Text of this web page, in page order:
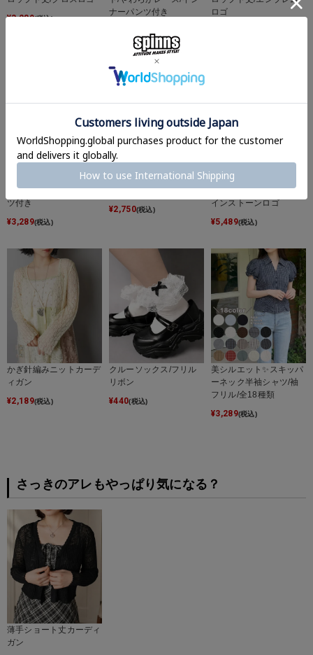
¥3,289(税込)
ナーパンツ付き
ロゴ
腰巻きチェックシャツ風
スカート/インナーパン
ツ付き
¥3,289(税込)
オフショル半袖カットソ
ー/サイドギャザー
¥2,750(税込)
短丈フェード加工半袖ダ
ブルジップパーカー/ラ
インストーンロゴ
¥5,489(税込)
かぎ針編みニットカーデ
ィガン
¥2,189(税込)
クルーソックス/フリル
リボン
¥440(税込)
美シルエット✨スキッパ
ーネック半袖シャツ/袖
フリル/全18種類
¥3,289(税込)
さっきのアレもやっぱり気になる？
薄手ショート丈カーディ
ガン